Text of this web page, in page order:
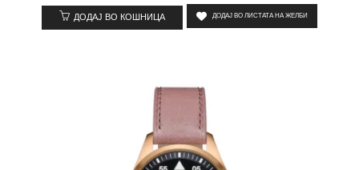
ДОДАЈ ВО КОШНИЦА ДОДАЈ ВО ЛИСТАТА НА ЖЕЛБИ